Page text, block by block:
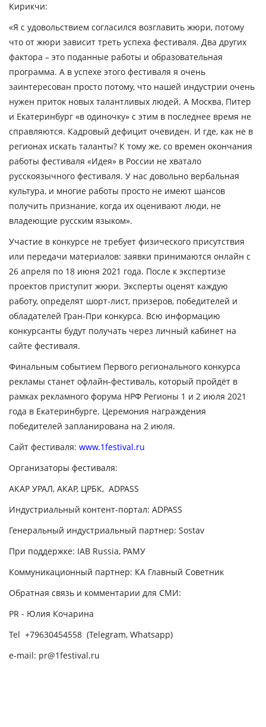
Кирикчи:
«Я с удовольствием согласился возглавить жюри, потому
что от жюри зависит треть успеха фестиваля. Два других
фактора – это поданные работы и образовательная
программа. А в успехе этого фестиваля я очень
заинтересован просто потому, что нашей индустрии очень
нужен приток новых талантливых людей. А Москва, Питер
и Екатеринбург «в одиночку» с этим в последнее время не
справляются. Кадровый дефицит очевиден. И где, как не в
регионах искать таланты? К тому же, со времен окончания
работы фестиваля «Идея» в России не хватало
русскоязычного фестиваля. У нас довольно вербальная
культура, и многие работы просто не имеют шансов
получить признание, когда их оценивают люди, не
владеющие русским языком».
Участие в конкурсе не требует физического присутствия
или передачи материалов: заявки принимаются онлайн с
26 апреля по 18 июня 2021 года. После к экспертизе
проектов приступит жюри. Эксперты оценят каждую
работу, определят шорт-лист, призеров, победителей и
обладателей Гран-При конкурса. Всю информацию
конкурсанты будут получать через личный кабинет на
сайте фестиваля.
Финальным событием Первого регионального конкурса
рекламы станет офлайн-фестиваль, который пройдёт в
рамках рекламного форума НРФ Регионы 1 и 2 июля 2021
года в Екатеринбурге. Церемония награждения
победителей запланирована на 2 июля.
Сайт фестиваля: www.1festival.ru
Организаторы фестиваля:
АКАР УРАЛ, АКАР, ЦРБК, ADPASS
Индустриальный контент-портал: ADPASS
Генеральный индустриальный партнер: Sostav
При поддержке: IAB Russia, РАМУ
Коммуникационный партнер: КА Главный Советник
Обратная связь и комментарии для СМИ:
PR - Юлия Кочарина
Tel +79630454558 (Telegram, Whatsapp)
e-mail: pr@1festival.ru